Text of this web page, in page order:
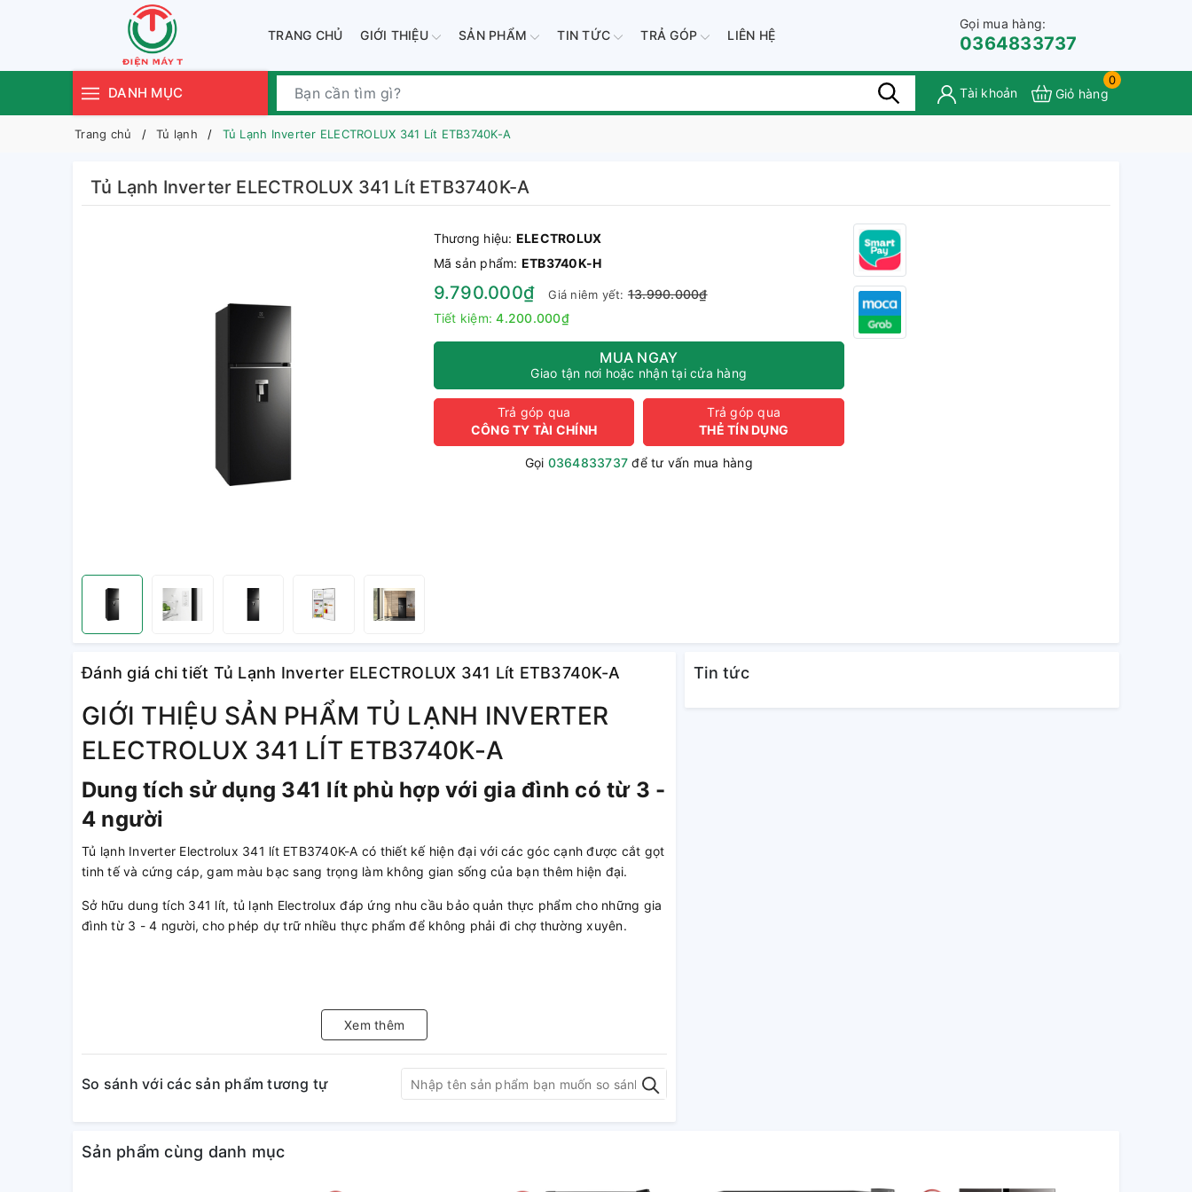
TRANG CHỦ GIỚI THIỆU SẢN PHẨM TIN TỨC TRẢ GÓP LIÊN HỆ
Gọi mua hàng:
0364833737
DANH MỤC Tài khoản
0
Giỏ hàng
Trang chủ Tủ lạnh Tủ Lạnh Inverter ELECTROLUX 341 Lít ETB3740K-A
Tủ Lạnh Inverter ELECTROLUX 341 Lít ETB3740K-A
Thương hiệu: ELECTROLUX
Mã sản phẩm: ETB3740K-H
9.790.000₫ Giá niêm yết: 13.990.000₫
Tiết kiệm:4.200.000₫
MUA NGAY
Giao tận nơi hoặc nhận tại cửa hàng
Trả góp qua
CÔNG TY TÀI CHÍNH
Trả góp qua
THẺ TÍN DỤNG
Gọi 0364833737 để tư vấn mua hàng
Đánh giá chi tiết Tủ Lạnh Inverter ELECTROLUX 341 Lít ETB3740K-A
GIỚI THIỆU SẢN PHẨM TỦ LẠNH INVERTER
ELECTROLUX 341 LÍT ETB3740K-A
Dung tích sử dụng 341 lít phù hợp với gia đình có từ 3 -
4 người
Tủ lạnh Inverter Electrolux 341 lít ETB3740K-A có thiết kế hiện đại với các góc cạnh được cắt gọt
tinh tế và cứng cáp, gam màu bạc sang trọng làm không gian sống của bạn thêm hiện đại.
Sở hữu dung tích 341 lít, tủ lạnh Electrolux đáp ứng nhu cầu bảo quản thực phẩm cho những gia
đình từ 3 - 4 người, cho phép dự trữ nhiều thực phẩm để không phải đi chợ thường xuyên.
quản tốt nhờ công nghệ EvenTemp
Tủ lạnh Inverter Electrolux được trang bị công nghệ EvenTemp có khả năng đưa khí lạnh lan tỏa
đều ở từng ngăn riêng biệt qua 6 lỗ thoát khí, giữ nhiệt độ luôn ổn định, nhờ vậy thực phẩm
Xem thêm
So sánh với các sản phẩm tương tự
Tin tức
Sản phẩm cùng danh mục